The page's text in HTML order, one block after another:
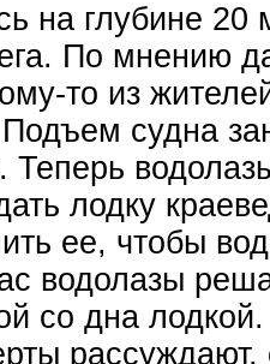
на глубине 20
По мнению
то из
судна
Теперь
лодку
ее, чтобы
водолазы
со дна
рассуждают,